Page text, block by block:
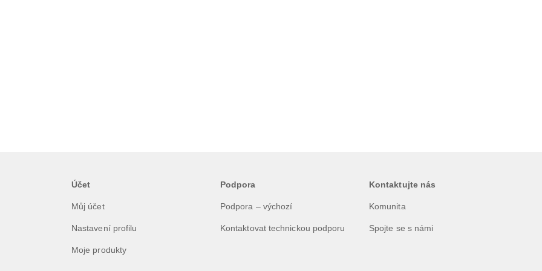
Účet
Můj účet
Nastavení profilu
Moje produkty
Podpora
Podpora – výchozí
Kontaktovat technickou podporu
Kontaktujte nás
Komunita
Spojte se s námi